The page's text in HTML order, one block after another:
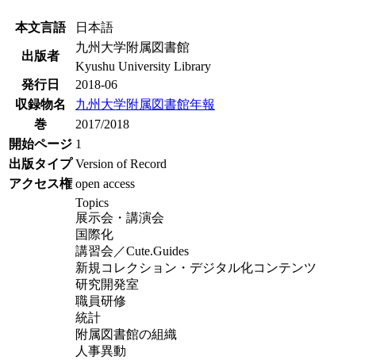
本文言語 日本語
出版者
九州大学附属図書館
Kyushu University Library
発行日
2018-06
収録物名
九州大学附属図書館年報
巻
2017/2018
開始ページ 1
出版タイプ Version of Record
アクセス権 open access
Topics
展示会・講演会
国際化
講習会／Cute.Guides
新規コレクション・デジタル化コンテンツ
研究開発室
職員研修
統計
附属図書館の組織
人事異動